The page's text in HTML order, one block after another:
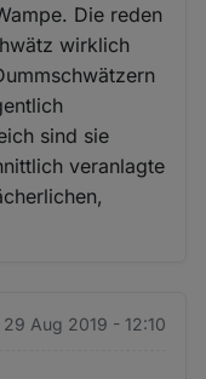
Die reden
wirklich
sind sie
veranlagte
29 Aug 2019 - 12:10